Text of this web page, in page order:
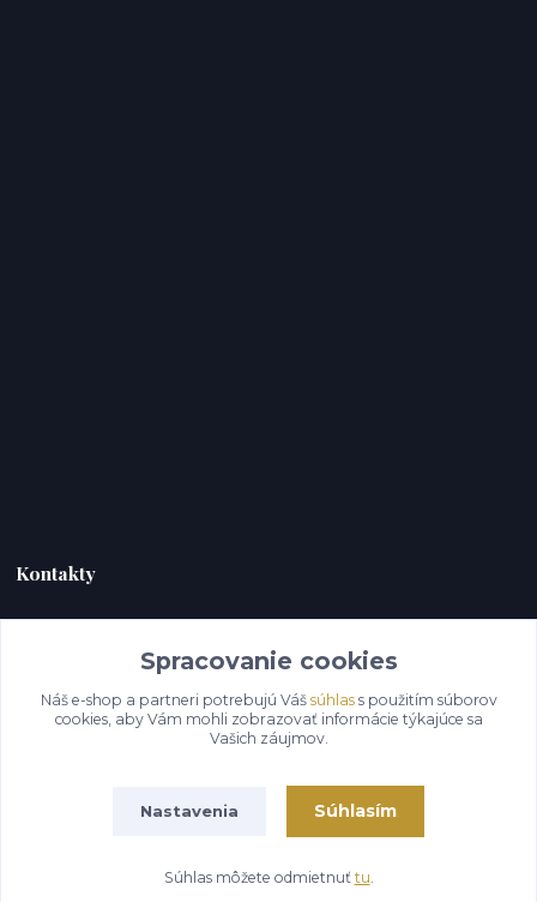
Kontakty
+421 944 958 170
plastigaugesk@gmail.com
Vytvorené na Eshop-rychlo.sk
Spracovanie cookies
Náš e-shop a partneri potrebujú Váš súhlass použitím súborov
cookies, aby Vám mohli zobrazovať informácie týkajúce sa
Vašich záujmov.
Nastavenia Súhlasím
Súhlas môžete odmietnuť tu